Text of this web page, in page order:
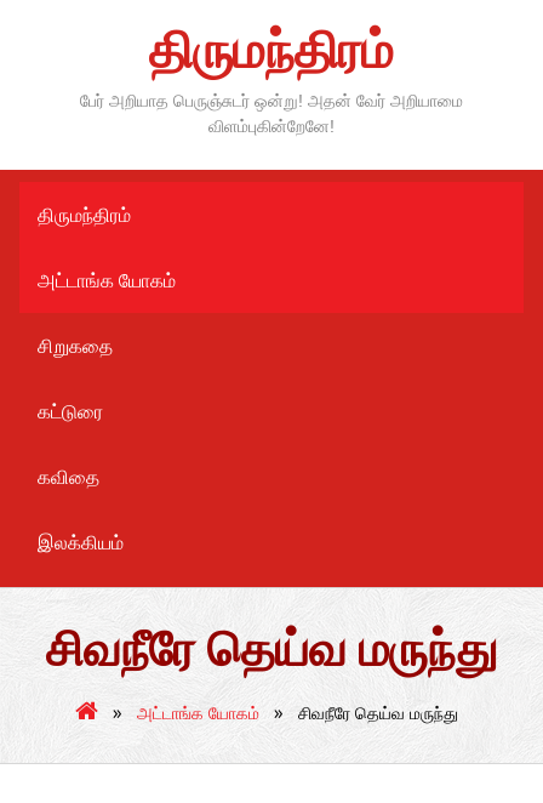
திருமந்திரம்
பேர் அறியாத பெருஞ்சுடர் ஒன்று! அதன் வேர் அறியாமை
விளம்புகின்றேனே!
திருமந்திரம்
அட்டாங்க யோகம்
சிறுகதை
கட்டுரை
கவிதை
இலக்கியம்
சிவநீரே தெய்வ மருந்து
» அட்டாங்க யோகம் » சிவநீரே தெய்வ மருந்து